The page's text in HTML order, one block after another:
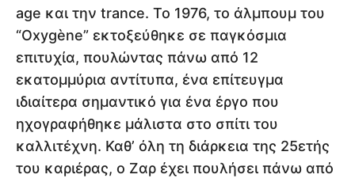
age και την trance. Το 1976, το άλμπουμ του
“Oxygène” εκτοξεύθηκε σε παγκόσμια
επιτυχία, πουλώντας πάνω από 12
εκατομμύρια αντίτυπα, ένα επίτευγμα
ιδιαίτερα σημαντικό για ένα έργο που
ηχογραφήθηκε μάλιστα στο σπίτι του
καλλιτέχνη. Καθ’ όλη τη διάρκεια της 25ετής
του καριέρας, ο Ζαρ έχει πουλήσει πάνω από